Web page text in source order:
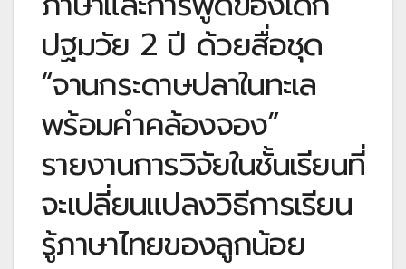
ปฐมวัย 2 ปี ด้วยสื่อชุด
“จานกระดาษปลาในทะเล
พร้อมคำคล้องจอง”
รายงานการวิจัยในชั้นเรียนที่
จะเปลี่ยนแปลงวิธีการเรียน
รู้ภาษาไทยของลูกน้อย